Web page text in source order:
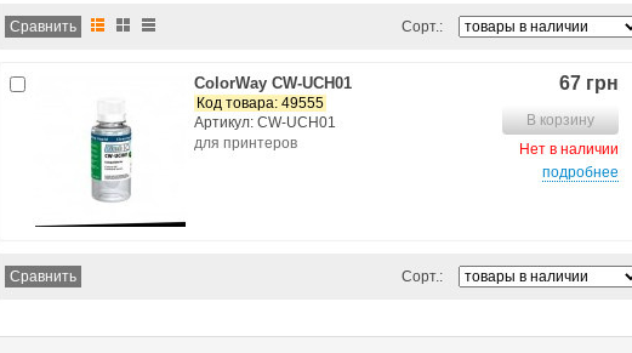
Сорт.:
ColorWay CW-UCH01
Код товара: 49555
Артикул: CW-UCH01
для принтеров
67 грн
В корзину
Нет в наличии
подробнее
Сорт.: